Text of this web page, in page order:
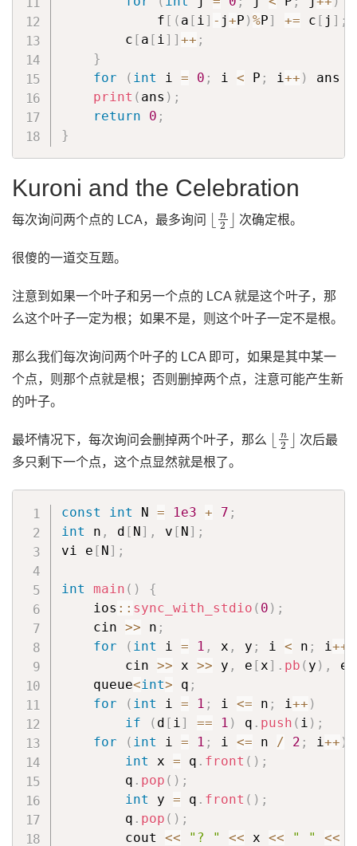
            f
[ ( a [ i] - j+P )%P] += c [ j ] ;
        c
[ a [ i] ] ++ ;
}
for
( int i = 0 ; i < P ; i++ ) ans
print ( ans ) ;
return
0 ;
}
Kuroni and the Celebration
每次询问两个点的 LCA，最多询问
⌊ n2 ⌋
次确定根。
很傻的一道交互题。
注意到如果一个叶子和另一个点的 LCA 就是这个叶子，那
么这个叶子一定为根；如果不是，则这个叶子一定不是根。
那么我们每次询问两个叶子的 LCA 即可，如果是其中某一
个点，则那个点就是根；否则删掉两个点，注意可能产生新
的叶子。
最坏情况下，每次询问会删掉两个叶子，那么
⌊ n2 ⌋
次后最
多只剩下一个点，这个点显然就是根了。
const int N = 1e3 + 7 ;
int n , d [ N] , v [ N] ;
vi e [ N] ;
int main ( )
{
    ios
:: sync_with_stdio ( 0 ) ;
    cin
>> n ;
for
( int i = 1 , x , y ; i < n ; i++
        cin
>> x >> y , e [x] . pb ( y ) , e
    queue
<int> q ;
for
( int i = 1 ; i <= n ; i++ )
if
( d [ i] == 1 ) q . push ( i ) ;
for
( int i = 1 ; i <= n / 2 ; i++ )
int x = q . front ( ) ;
        q
. pop ( ) ;
int y = q . front ( ) ;
        q
. pop ( ) ;
        cout
<< "? " << x << " " <<